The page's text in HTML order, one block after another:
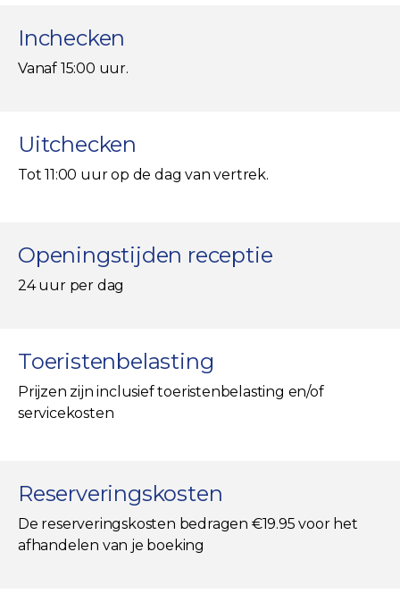
Inchecken
Vanaf 15:00 uur.
Uitchecken
Tot 11:00 uur op de dag van vertrek.
Openingstijden receptie
24 uur per dag
Toeristenbelasting
Prijzen zijn inclusief toeristenbelasting en/of
servicekosten
Reserveringskosten
De reserveringskosten bedragen €19.95 voor het
afhandelen van je boeking